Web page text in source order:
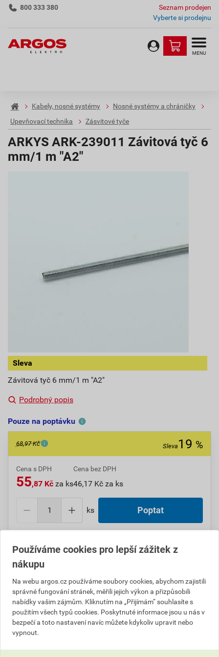
800 333 380
Seznam prodejen
Vyberte si prodejnu
MENU
Kabely, nosné systémy
Nosné systémy a chráničky
Upevňovací technika
Zásvitové tyče
ARKYS ARK-239011 Závitová tyč 6
mm/1 m "A2"
Sleva
Závitová tyč 6 mm/1 m "A2"
Podrobný popis
Pouze na poptávku
68,97 Kč Sleva 19 %
Cena s DPH
55,87 Kč za ks
Cena bez DPH
46,17 Kč za ks
ks Poptat
(46,17Kčbez DPH).
Ušetříte13,10
Číslo položky:1000111819
Katalogový kód: 0NK2V
Výrobky značky: ARKYS
Popis
Používáme cookies pro lepší zážitek z
nákupu
Na webu argos.cz používáme soubory cookies, abychom zajistili
správné fungování stránek, měřili jejich výkon a přizpůsobili
nabídky vašim zájmům. Kliknutím na „Přijímám“ souhlasíte s
použitím všech typů cookies. Poskytnuté informace jsou u nás v
bezpečí a toto nastavení navíc můžete kdykoliv upravit nebo
vypnout.